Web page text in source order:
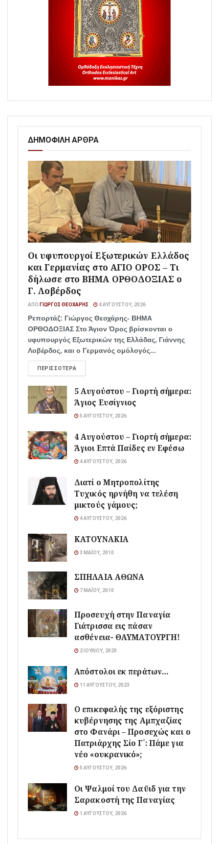
ΔΗΜΟΦΙΛΗ ΑΡΘΡΑ
Οι υφυπουργοί Εξωτερικών Ελλάδος
και Γερμανίας στο ΑΓΙΟ ΟΡΟΣ – Τι
δήλωσε στο ΒΗΜΑ ΟΡΘΟΔΟΞΙΑΣ ο
Γ. Λοβέρδος
ΑΠΌ ΓΙΏΡΓΟΣ ΘΕΟΧΆΡΗΣ 4 ΑΥΓΟΎΣΤΟΥ, 2026
Ρεπορτάζ: Γιώργος Θεοχάρης- ΒΗΜΑ
ΟΡΘΟΔΟΞΙΑΣ Στο Άγιον Όρος βρίσκονται ο
υφυπουργός Εξωτερικών της Ελλάδας, Γιάννης
Λοβέρδος, και ο Γερμανός ομόλογός...
ΠΕΡΙΣΣΌΤΕΡΑ
5 Αυγούστου – Γιορτή σήμερα:
Άγιος Ευσίγνιος
5 ΑΥΓΟΎΣΤΟΥ, 2026
4 Αυγούστου – Γιορτή σήμερα:
Άγιοι Επτά Παίδες εν Εφέσω
4 ΑΥΓΟΎΣΤΟΥ, 2026
Διατί ο Μητροπολίτης
Τυχικός ηρνήθη να τελέση
μικτούς γάμους;
4 ΑΥΓΟΎΣΤΟΥ, 2026
ΚΑΤΟΥΝΑΚΙΑ
3 ΜΑΪ́ΟΥ, 2010
ΣΠΗΛΑΙΑ ΑΘΩΝΑ
7 ΜΑΪ́ΟΥ, 2010
Προσευχή στην Παναγία
Γιάτρισσα εις πάσαν
ασθένεια- ΘΑΥΜΑΤΟΥΡΓΗ!
2 ΙΟΥΛΊΟΥ, 2020
Απόστολοι εκ περάτων…
11 ΑΥΓΟΎΣΤΟΥ, 2023
Ο επικεφαλής της εξόριστης
κυβέρνησης της Αμπχαζίας
στο Φανάρι – Προσεχώς και ο
Πατριάρχης Σίο Γ΄: Πάμε για
νέο «ουκρανικό»;
5 ΑΥΓΟΎΣΤΟΥ, 2026
Οι Ψαλμοί του Δαϋιδ για την
Σαρακοστή της Παναγίας
1 ΑΥΓΟΎΣΤΟΥ, 2026